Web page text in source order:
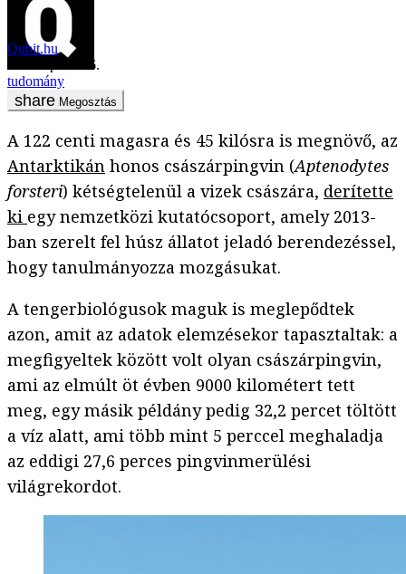
Qubit.hu
2018. április 26.
tudomány
Megosztás
A 122 centi magasra és 45 kilósra is megnövő, az
Antarktikán honos császárpingvin (Aptenodytes
forsteri) kétségtelenül a vizek császára, derítette
ki egy nemzetközi kutatócsoport, amely 2013-
ban szerelt fel húsz állatot jeladó berendezéssel,
hogy tanulmányozza mozgásukat.
A tengerbiológusok maguk is meglepődtek
azon, amit az adatok elemzésekor tapasztaltak: a
megfigyeltek között volt olyan császárpingvin,
ami az elmúlt öt évben 9000 kilométert tett
meg, egy másik példány pedig 32,2 percet töltött
a víz alatt, ami több mint 5 perccel meghaladja
az eddigi 27,6 perces pingvinmerülési
világrekordot.